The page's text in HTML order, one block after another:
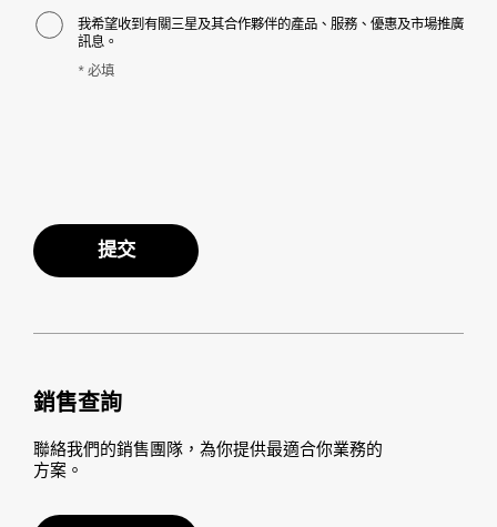
我希望收到有關三星及其合作夥伴的產品、服務、優惠及市場推廣
訊息。
* 必填
提交
銷售查詢
聯絡我們的銷售團隊，為你提供最適合你業務的
方案。